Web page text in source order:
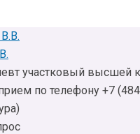
участковый высшей
по телефону +7